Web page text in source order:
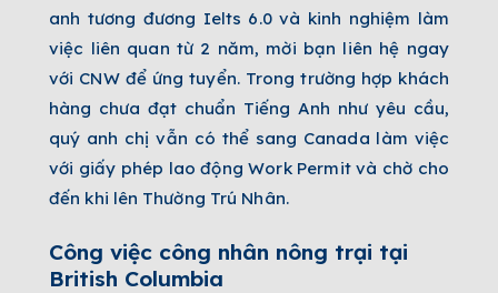
anh tương đương Ielts 6.0 và kinh nghiệm làm
việc liên quan từ 2 năm, mời bạn liên hệ ngay
với CNW để ứng tuyển. Trong trường hợp khách
hàng chưa đạt chuẩn Tiếng Anh như yêu cầu,
quý anh chị vẫn có thể sang Canada làm việc
với giấy phép lao động Work Permit và chờ cho
đến khi lên Thường Trú Nhân.
Công việc công nhân nông trại tại
British Columbia